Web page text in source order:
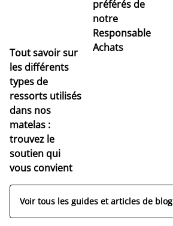
Tout savoir sur
les différents
types de
ressorts utilisés
dans nos
matelas :
trouvez le
soutien qui
vous convient
préférés de
notre
Responsable
Achats
Voir tous les guides et articles de blog